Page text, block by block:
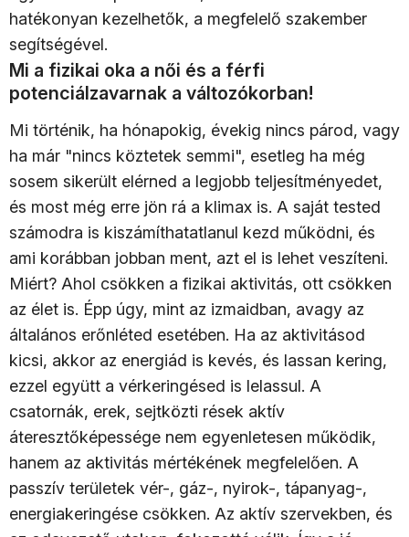
hatékonyan kezelhetők, a megfelelő szakember
segítségével.
Mi a fizikai oka a női és a férfi
potenciálzavarnak a változókorban!
Mi történik, ha hónapokig, évekig nincs párod, vagy
ha már "nincs köztetek semmi", esetleg ha még
sosem sikerült elérned a legjobb teljesítményedet,
és most még erre jön rá a klimax is. A saját tested
számodra is kiszámíthatatlanul kezd működni, és
ami korábban jobban ment, azt el is lehet veszíteni.
Miért? Ahol csökken a fizikai aktivitás, ott csökken
az élet is. Épp úgy, mint az izmaidban, avagy az
általános erőnléted esetében. Ha az aktivitásod
kicsi, akkor az energiád is kevés, és lassan kering,
ezzel együtt a vérkeringésed is lelassul. A
csatornák, erek, sejtközti rések aktív
áteresztőképessége nem egyenletesen működik,
hanem az aktivitás mértékének megfelelően. A
passzív területek vér-, gáz-, nyirok-, tápanyag-,
energiakeringése csökken. Az aktív szervekben, és